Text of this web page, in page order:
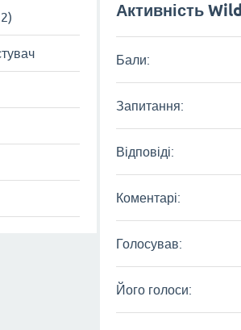
Активність
Бали:
Запитання:
Відповіді:
Коментарі:
Голосував:
Його голоси: